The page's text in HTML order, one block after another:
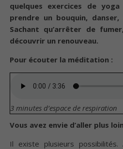
quelques exercices de
prendre un bouquin,
Sachant qu’arrêter de
découvrir un renouveau.
Pour écouter la méditation :
3 minutes d’espace de respiration
Vous avez envie d’aller plus
Il existe plusieurs possibilités.